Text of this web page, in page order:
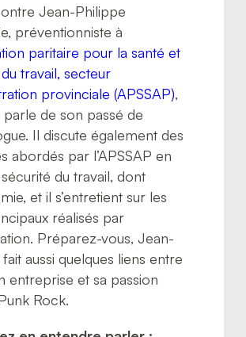
Jean-Philippe
préventionniste à
paritaire pour la santé et
travail, secteur
provinciale (APSSAP),
parle de son passé de
Il discute également des
abordés par l’APSSAP en
du travail, dont
et il s’entretient sur les
réalisés par
Préparez-vous, Jean-
aussi quelques liens entre
entreprise et sa passion
Rock.